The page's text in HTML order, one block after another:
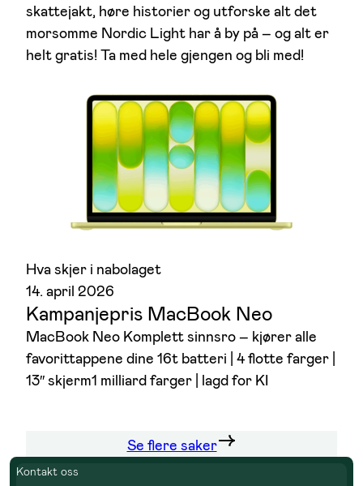
skattejakt, høre historier og utforske alt det
morsomme Nordic Light har å by på – og alt er
helt gratis! Ta med hele gjengen og bli med!
Hva skjer i nabolaget
14. april 2026
Kampanjepris MacBook Neo
MacBook Neo Komplett sinnsro – kjører alle
favorittappene dine 16t batteri | 4 flotte farger |
13″ skjerm1 milliard farger | lagd for KI
Se flere saker
Kontakt oss